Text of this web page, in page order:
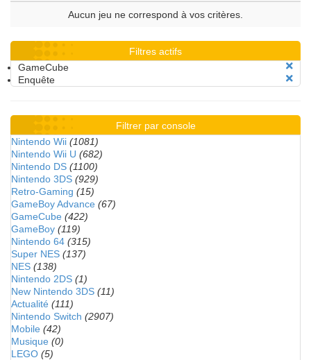
Aucun jeu ne correspond à vos critères.
Filtres actifs
GameCube
Enquête
Filtrer par console
Nintendo Wii (1081)
Nintendo Wii U (682)
Nintendo DS (1100)
Nintendo 3DS (929)
Retro-Gaming (15)
GameBoy Advance (67)
GameCube (422)
GameBoy (119)
Nintendo 64 (315)
Super NES (137)
NES (138)
Nintendo 2DS (1)
New Nintendo 3DS (11)
Actualité (111)
Nintendo Switch (2907)
Mobile (42)
Musique (0)
LEGO (5)